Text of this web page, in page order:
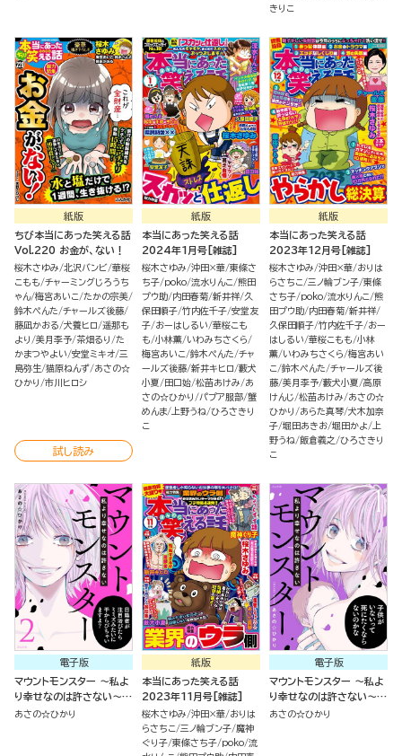
きりこ
紙版
ちび本当にあった笑える話
Vol.220 お金が、ない！
桜木さゆみ 北沢バンビ 華桜
こもも チャーミングじろうち
ゃん 梅宮あいこ たかの宗美
鈴木ぺんた チャールズ後藤
藤凪かおる 犬養ヒロ 遥那も
より
美月李予 茶畑るり
た
かまつやよい 安堂ミキオ 三
島弥生 猫原ねんず あさの☆
ひかり
市川ヒロシ
試し読み
紙版
本当にあった笑える話
2024年1月号[雑誌]
桜木さゆみ 沖田×華 東條さ
ち子 poko 流水りんこ 熊田
プウ助 内田春菊 新井祥 久
保田順子 竹内佐千子 安堂友
子 おーはしるい 華桜こも
も 小林薫 いわみちさくら
梅宮あいこ 鈴木ぺんた チャ
ールズ後藤 新井キヒロ 藪犬
小夏
田口始 松苗あけみ
あ
さの☆ひかり
パプア服部 蟹
めんま
上野うね ひろさきり
こ
紙版
本当にあった笑える話
2023年12月号[雑誌]
桜木さゆみ 沖田×華 おりは
らさちこ 三ノ輪ブン子 東條
さち子 poko 流水りんこ 熊
田プウ助 内田春菊 新井祥
久保田順子 竹内佐千子 おー
はしるい 華桜こもも 小林
薫 いわみちさくら 梅宮あい
こ 鈴木ぺんた チャールズ後
藤 美月李予 藪犬小夏 高原
けんじ 松苗あけみ
あさの☆
ひかり
あらた真琴 犬木加奈
子 堀田あきお 堀田かよ
上
野うね 飯倉義之 ひろさきり
こ
電子版
マウントモンスター ～私よ
り幸せなのは許さない～
（2）
あさの☆ひかり
紙版
本当にあった笑える話
2023年11月号[雑誌]
桜木さゆみ 沖田×華 おりは
らさちこ 三ノ輪ブン子 魔神
ぐり子 東條さち子 poko 流
電子版
マウントモンスター ～私よ
り幸せなのは許さない～
（1）
あさの☆ひかり